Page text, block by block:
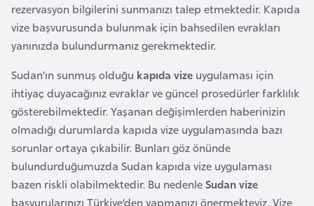
rezervasyon bilgilerini sunmanızı talep etmektedir. Kapıda
vize başvurusunda bulunmak için bahsedilen evrakları
yanınızda bulundurmanız gerekmektedir.
Sudan’ın sunmuş olduğu kapıda vize uygulaması için
ihtiyaç duyacağınız evraklar ve güncel prosedürler farklılık
gösterebilmektedir. Yaşanan değişimlerden haberinizin
olmadığı durumlarda kapıda vize uygulamasında bazı
sorunlar ortaya çıkabilir. Bunları göz önünde
bulundurduğumuzda Sudan kapıda vize uygulaması
bazen riskli olabilmektedir. Bu nedenleSudan vize
başvurularınızı Türkiye’den yapmanızı önermekteyiz. Vize
Ç
i
n
D
a
n
i
m
a
r